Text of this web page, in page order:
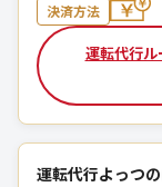
決済方法
運転代行ル
運転代行よっつ